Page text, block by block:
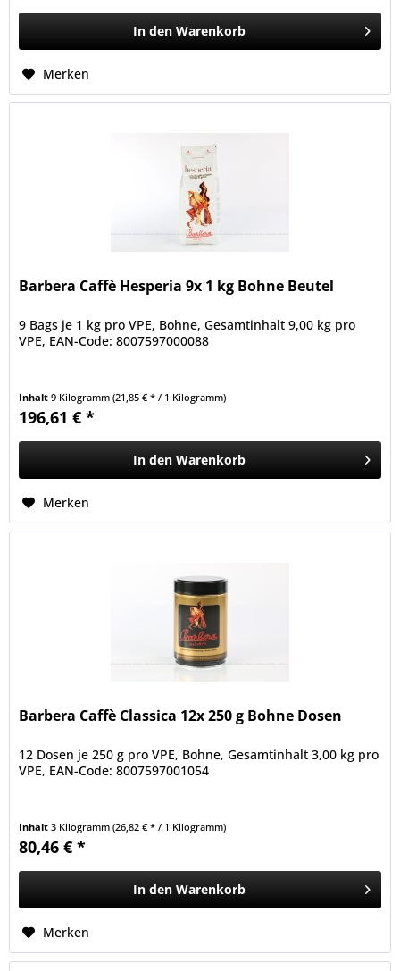
In den Warenkorb
Merken
Barbera Caffè Hesperia 9x 1 kg Bohne Beutel
9 Bags je 1 kg pro VPE, Bohne, Gesamtinhalt 9,00 kg pro
VPE, EAN-Code: 8007597000088
Inhalt9 Kilogramm(21,85 € * / 1 Kilogramm)
196,61 € *
In den Warenkorb
Merken
Barbera Caffè Classica 12x 250 g Bohne Dosen
12 Dosen je 250 g pro VPE, Bohne, Gesamtinhalt 3,00 kg pro
VPE, EAN-Code: 8007597001054
Inhalt3 Kilogramm(26,82 € * / 1 Kilogramm)
80,46 € *
In den Warenkorb
Merken